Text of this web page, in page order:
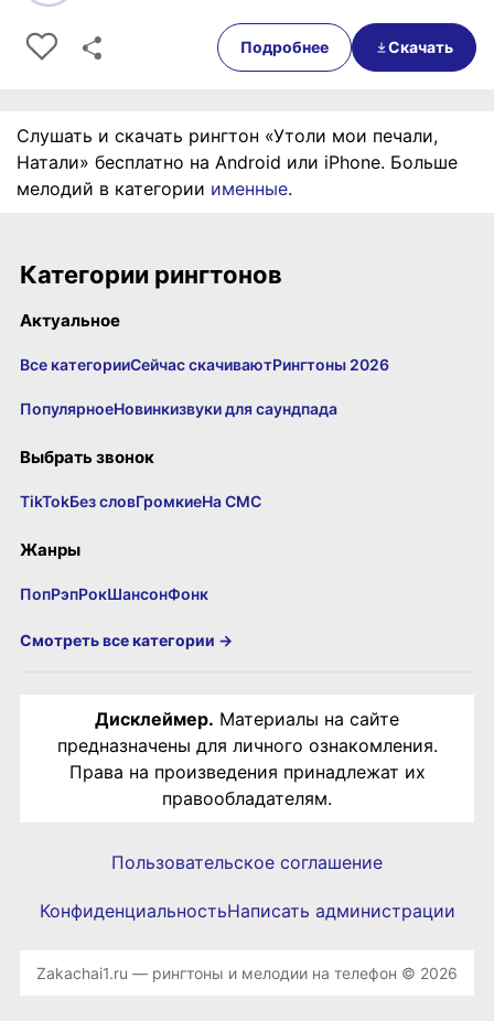
00:30
Подробнее Скачать
Слушать и скачать рингтон «Утоли мои печали,
Натали» бесплатно на Android или iPhone. Больше
мелодий в категории именные.
Категории рингтонов
Актуальное
Все категорииСейчас скачиваютРингтоны 2026
ПопулярноеНовинкизвуки для саундпада
Выбрать звонок
TikTokБез словГромкиеНа СМС
Жанры
ПопРэпРокШансонФонк
Смотреть все категории →
Дисклеймер. Материалы на сайте
предназначены для личного ознакомления.
Права на произведения принадлежат их
правообладателям.
Пользовательское соглашение
КонфиденциальностьНаписать администрации
Zakachai1.ru — рингтоны и мелодии на телефон © 2026